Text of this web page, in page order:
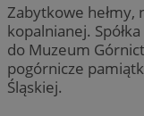
Zabytkowe
kopalnianej.
do Muzeum
pogórnicze
Śląskiej.